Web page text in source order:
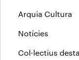
Arquia Cultura
Notícies
Col·lectius